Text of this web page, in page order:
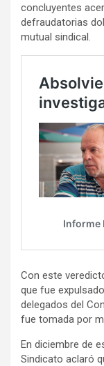
concluyentes
defraudatorias
mutual sindical.
Con este
que fue
delegados del
fue tomada por
En diciembre de
Sindicato aclaró